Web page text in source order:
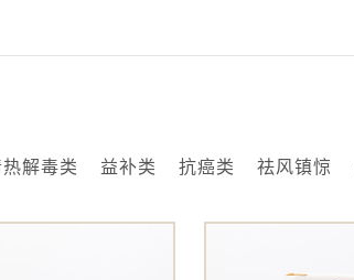
热解毒类 益补类 抗癌类 祛风镇惊